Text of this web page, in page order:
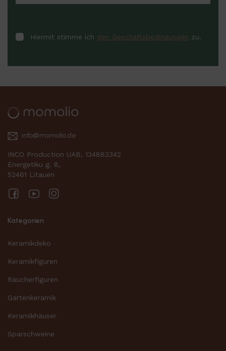
Hiermit stimme ich den Geschäftsbedingungen zu.
info@momolio.de
INCO Production UAB, 134882342
Energetiku g. 8,
52461 Litauen
FacebookYouTube
Kategorien
Keramikdeko
Keramikfiguren
Räucherfiguren
Gartenkeramik
Keramikhäuser
Sparschweine